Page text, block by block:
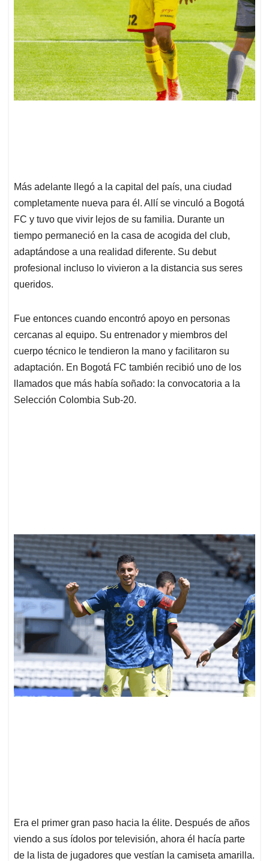
Más adelante llegó a la capital del país, una ciudad
completamente nueva para él. Allí se vinculó a Bogotá
FC y tuvo que vivir lejos de su familia. Durante un
tiempo permaneció en la casa de acogida del club,
adaptándose a una realidad diferente. Su debut
profesional incluso lo vivieron a la distancia sus seres
queridos.
Fue entonces cuando encontró apoyo en personas
cercanas al equipo. Su entrenador y miembros del
cuerpo técnico le tendieron la mano y facilitaron su
adaptación. En Bogotá FC también recibió uno de los
llamados que más había soñado: la convocatoria a la
Selección Colombia Sub-20.
Era el primer gran paso hacia la élite. Después de años
viendo a sus ídolos por televisión, ahora él hacía parte
de la lista de jugadores que vestían la camiseta amarilla.